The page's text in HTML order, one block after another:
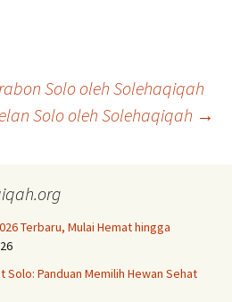
Solo oleh Solehaqiqah
Solo oleh Solehaqiqah →
Terbaru, Mulai Hemat hingga
Solo: Panduan Memilih Hewan Sehat